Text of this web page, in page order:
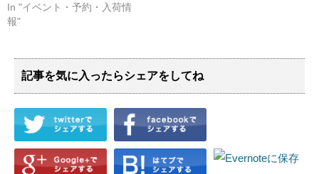
In "イベント・予約・入荷情
報"
記事を気に入ったらシェアをしてね